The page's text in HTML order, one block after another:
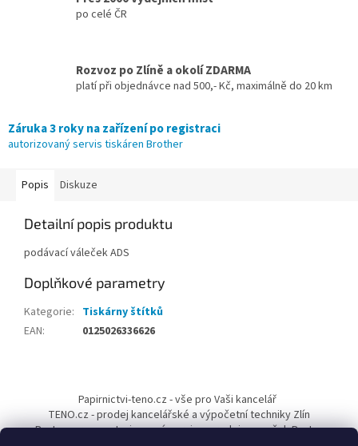
po celé ČR
Rozvoz po Zlíně a okolí ZDARMA
platí při objednávce nad 500,- Kč, maximálně do 20 km
Záruka 3 roky na zařízení po registraci
autorizovaný servis tiskáren Brother
Popis Diskuze
Detailní popis produktu
podávací váleček ADS
Doplňkové parametry
Kategorie: Tiskárny štítků
EAN: 0125026336626
a
Papirnictvi-teno.cz - vše pro Vaši kancelář
TENO.cz - prodej kancelářské a výpočetní techniky Zlín
Pantum-cr.cz - autorizovaný servis a prodejce značek Pantum